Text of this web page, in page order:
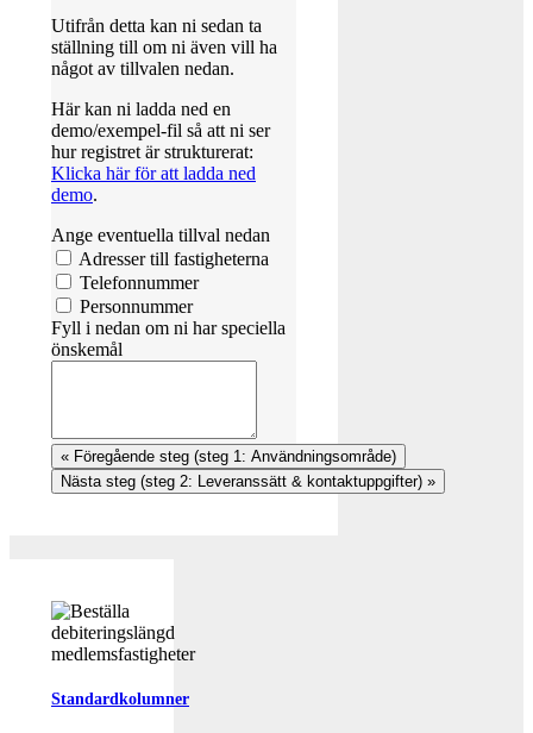
Utifrån detta kan ni sedan ta
ställning till om ni även vill ha
något av tillvalen nedan.
Här kan ni ladda ned en
demo/exempel-fil så att ni ser
hur registret är strukturerat:
Klicka här för att ladda ned
demo.
Ange eventuella tillval nedan
Adresser till fastigheterna
Telefonnummer
Personnummer
Fyll i nedan om ni har speciella
önskemål
Standardkolumner